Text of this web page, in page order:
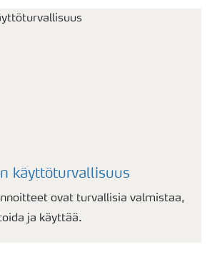
käyttöturvallisuus
ovat turvallisia valmistaa,
ja käyttää.